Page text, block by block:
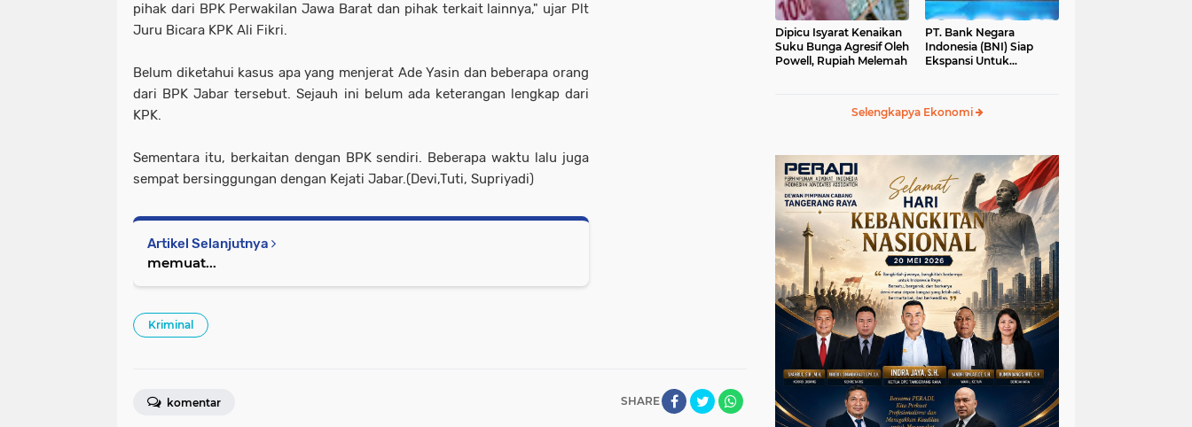
pihak dari BPK Perwakilan Jawa Barat dan pihak terkait lainnya," ujar Plt
Juru Bicara KPK Ali Fikri.
Belum diketahui kasus apa yang menjerat Ade Yasin dan beberapa orang
dari BPK Jabar tersebut. Sejauh ini belum ada keterangan lengkap dari
KPK.
Sementara itu, berkaitan dengan BPK sendiri. Beberapa waktu lalu juga
sempat bersinggungan dengan Kejati Jabar.(Devi,Tuti, Supriyadi)
Artikel Selanjutnya
memuat...
Kriminal
SHARE
komentar
Dipicu Isyarat Kenaikan
Suku Bunga Agresif Oleh
Powell, Rupiah Melemah
PT. Bank Negara
Indonesia (BNI) Siap
Ekspansi Untuk
Selengkapya Ekonomi